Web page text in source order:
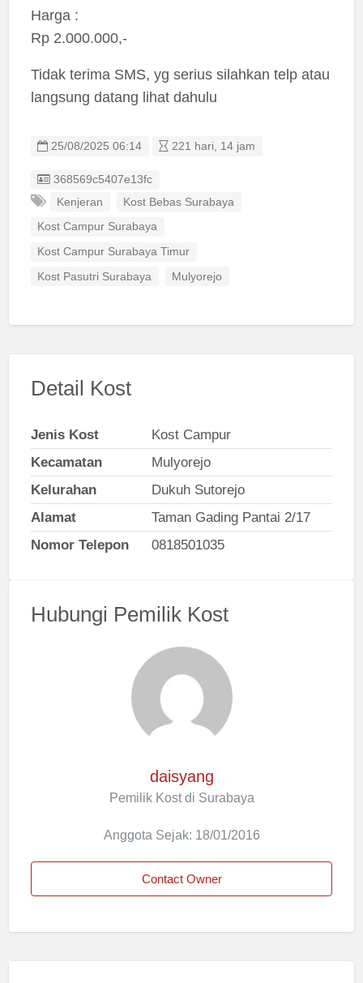
Harga :
Rp 2.000.000,-
Tidak terima SMS, yg serius silahkan telp atau
langsung datang lihat dahulu
25/08/2025 06:14 221 hari, 14 jam
Listing ID
368569c5407e13fc
Kenjeran
Kost Bebas Surabaya
Kost Campur Surabaya
Kost Campur Surabaya Timur
Kost Pasutri Surabaya Mulyorejo
Detail Kost
Jenis Kost
Kost Campur
Kecamatan
Mulyorejo
Kelurahan
Dukuh Sutorejo
Alamat
Taman Gading Pantai 2/17
Nomor Telepon
0818501035
Hubungi Pemilik Kost
daisyang
Pemilik Kost di Surabaya
Anggota Sejak: 18/01/2016
Contact Owner